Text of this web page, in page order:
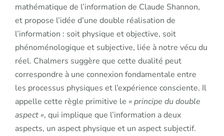
mathématique de l’information de Claude Shannon,
et propose l’idée d’une double réalisation de
l’information : soit physique et objective, soit
phénoménologique et subjective, liée à notre vécu du
réel. Chalmers suggère que cette dualité peut
correspondre à une connexion fondamentale entre
les processus physiques et l’expérience consciente. Il
appelle cette règle primitive le « principe du double
aspect », qui implique que l’information a deux
aspects, un aspect physique et un aspect subjectif.